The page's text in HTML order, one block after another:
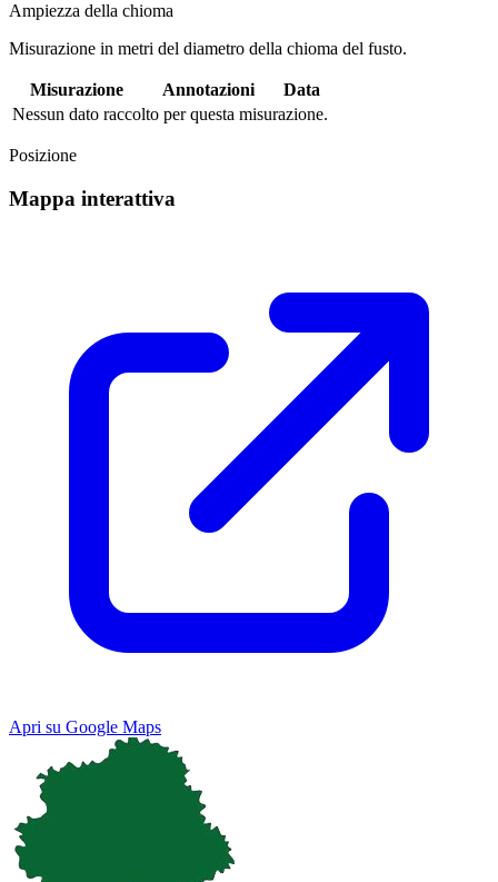
Ampiezza della chioma
Misurazione in metri del diametro della chioma del fusto.
Misurazione Annotazioni
Data
Nessun dato raccolto per questa misurazione.
Posizione
Mappa interattiva
Apri su Google Maps
Map Satellite
Keyboard shortcuts